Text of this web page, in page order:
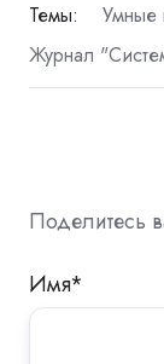
Темы:
Умные
Журнал
Поделитесь
Имя*